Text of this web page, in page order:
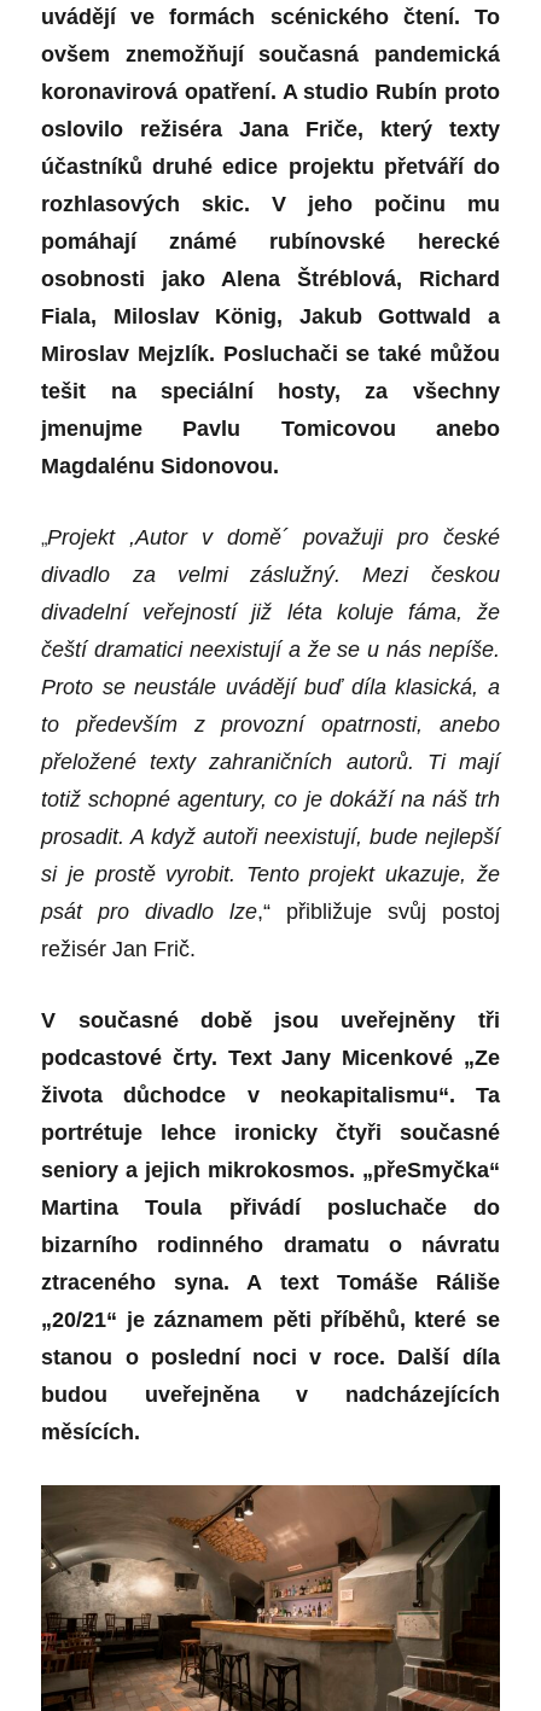
uvádějí ve formách scénického čtení. To
ovšem znemožňují současná pandemická
koronavirová opatření. A studio Rubín proto
oslovilo režiséra Jana Friče, který texty
účastníků druhé edice projektu přetváří do
rozhlasových skic. V jeho počinu mu
pomáhají známé rubínovské herecké
osobnosti jako Alena Štréblová, Richard
Fiala, Miloslav König, Jakub Gottwald a
Miroslav Mejzlík. Posluchači se také můžou
tešit na speciální hosty, za všechny
jmenujme Pavlu Tomicovou anebo
Magdalénu Sidonovou.
„Projekt ,Autor v domě´ považuji pro české
divadlo za velmi záslužný. Mezi českou
divadelní veřejností již léta koluje fáma, že
čeští dramatici neexistují a že se u nás nepíše.
Proto se neustále uvádějí buď díla klasická, a
to především z provozní opatrnosti, anebo
přeložené texty zahraničních autorů. Timají
totižschopné agentury, co je dokáží na náš trh
prosadit. A když autoři neexistují, bude nejlepší
si je prostě vyrobit. Tento projekt ukazuje, že
psát pro divadlo lze,“ přibližuje svůj postoj
režisér Jan Frič.
V současné době jsou uveřejněny tři
podcastové črty. Text Jany Micenkové „Ze
života důchodce v neokapitalismu“. Ta
portrétuje lehce ironicky čtyři současné
seniory a jejich mikrokosmos. „přeSmyčka“
Martina Toula přivádí posluchače do
bizarního rodinného dramatu o návratu
ztraceného syna. A text Tomáše Ráliše
„20/21“ je záznamem pěti příběhů, které se
stanou o poslední noci v roce. Další díla
budou uveřejněna v nadcházejících
měsících.